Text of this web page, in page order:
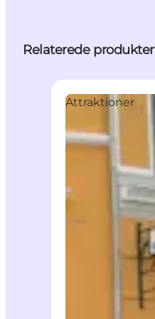
Relaterede produkter
Attraktioner